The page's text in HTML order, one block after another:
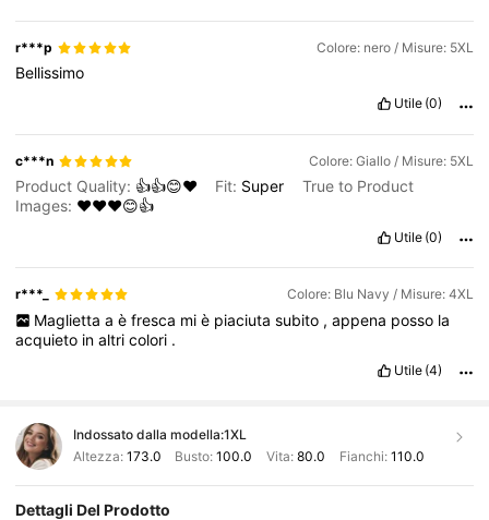
r***p Colore: nero / Misure: 5XL
Bellissimo
Utile (0)
c***n Colore: Giallo / Misure: 5XL
Product Quality: 👍👍😊❤️ Fit: Super
True to Product
Images: ❤️❤️❤️😊👍
Utile (0)
r***_ Colore: Blu Navy / Misure: 4XL
Maglietta a è fresca mi è piaciuta subito , appena posso la
acquieto inaltricolori .
Utile (4)
Indossato dalla modella:1XL
Altezza: 173.0 Busto:100.0 Vita: 80.0 Fianchi: 110.0
Dettagli Del Prodotto